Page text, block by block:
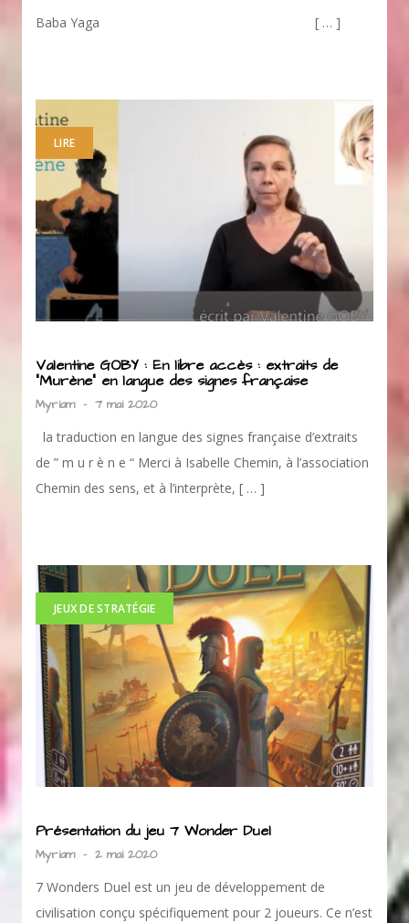
Baba Yaga [ … ]
LIRE
Valentine GOBY : En libre accès : extraits de
“Murène” en langue des signes française
Myriam - 7 mai 2020
la traduction en langue des signes française d’extraits
de ” m u r è n e “ Merci à Isabelle Chemin, à l’association
Chemin des sens, et à l’interprète, [ … ]
JEUX DE STRATÉGIE
Présentation du jeu 7 Wonder Duel
Myriam - 2 mai 2020
7 Wonders Duel est un jeu de développement de
civilisation conçu spécifiquement pour 2 joueurs. Ce n’est